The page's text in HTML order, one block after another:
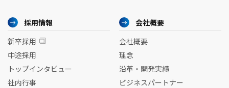
採用情報
新卒採用
中途採用
トップインタビュー
社内行事
会社概要
会社概要
理念
沿革・開発実績
ビジネスパートナー